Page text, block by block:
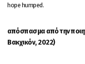
hope humped.
απόσπασμα από την
Βακχικόν, 2022)